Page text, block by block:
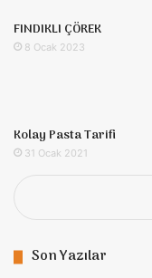
FINDIKLI ÇÖREK
8 Ocak 2023
Kolay Pasta Tarifi
31 Ocak 2021
Son Yazılar